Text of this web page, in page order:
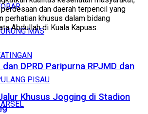
MAS
PISAU
dan daerah terpencil yang
perhatian khusus dalam bidang
Abdullah di Kuala Kapuas.
DPRD Paripurna RPJMD dan
Khusus Jogging di Stadion